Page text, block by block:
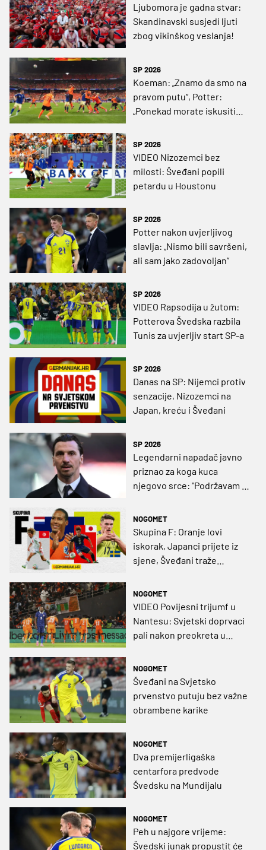
Ljubomora je gadna stvar:
Skandinavski susjedi ljuti
zbog vikinškog veslanja!
SP 2026
Koeman: „Znamo da smo na
pravom putu“, Potter:
„Ponekad morate iskusiti
SP 2026
VIDEO Nizozemci bez
milosti: Šveđani popili
petardu u Houstonu
SP 2026
Potter nakon uvjerljivog
slavlja: „Nismo bili savršeni,
ali sam jako zadovoljan”
SP 2026
VIDEO Rapsodija u žutom:
Potterova Švedska razbila
Tunis za uvjerljiv start SP-a
SP 2026
Danas na SP: Nijemci protiv
senzacije, Nizozemci na
Japan, kreću i Šveđani
SP 2026
Legendarni napadač javno
priznao za koga kuca
njegovo srce: "Podržavam ih
NOGOMET
Skupina F: Oranje lovi
iskorak, Japanci prijete iz
sjene, Šveđani traže
se uzdaju u obranu
NOGOMET
VIDEO Povijesni trijumf u
Nantesu: Svjetski doprvaci
pali nakon preokreta u
NOGOMET
Šveđani na Svjetsko
prvenstvo putuju bez važne
obrambene karike
NOGOMET
Dva premijerligaška
centarfora predvode
Švedsku na Mundijalu
NOGOMET
Peh u najgore vrijeme:
Švedski junak propustit će